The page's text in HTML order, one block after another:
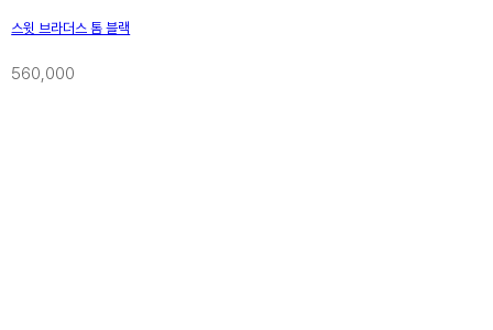
스윗 브라더스 톰 블랙
560,000